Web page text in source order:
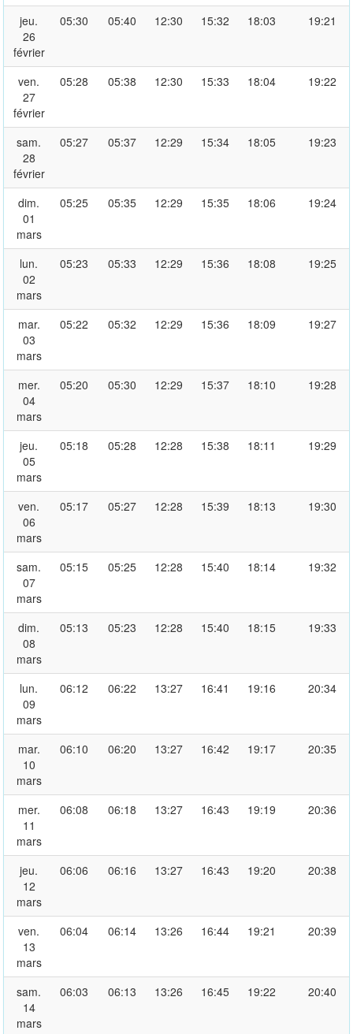
jeu.
26
février
05:30 05:40 12:30 15:32 18:03 19:21
ven.
27
février
05:28 05:38 12:30 15:33 18:04 19:22
sam.
28
février
05:27 05:37 12:29 15:34 18:05 19:23
dim.
01
mars
05:25 05:35 12:29 15:35 18:06 19:24
lun.
02
mars
05:23 05:33 12:29 15:36 18:08 19:25
mar.
03
mars
05:22 05:32 12:29 15:36 18:09 19:27
mer.
04
mars
05:20 05:30 12:29 15:37 18:10 19:28
jeu.
05
mars
05:18 05:28 12:28 15:38 18:11 19:29
ven.
06
mars
05:17 05:27 12:28 15:39 18:13 19:30
sam.
07
mars
05:15 05:25 12:28 15:40 18:14 19:32
dim.
08
mars
05:13 05:23 12:28 15:40 18:15 19:33
lun.
09
mars
06:12 06:22 13:27 16:41 19:16 20:34
mar.
10
mars
06:10 06:20 13:27 16:42 19:17 20:35
mer.
11
mars
06:08 06:18 13:27 16:43 19:19 20:36
jeu.
12
mars
06:06 06:16 13:27 16:43 19:20 20:38
ven.
13
mars
06:04 06:14 13:26 16:44 19:21 20:39
sam.
14
mars
06:03 06:13 13:26 16:45 19:22 20:40